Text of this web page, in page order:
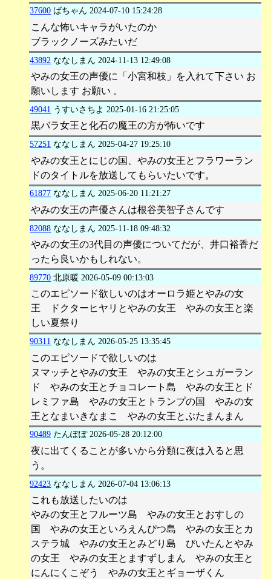
37600 ばちゃん 2024-07-10 15:24:28
こんな怖いキャラがいたのか
ブラックノーズみたいだ
43892 ななしまん 2024-11-13 12:49:08
やみの女王の声優に「小宮和枝」を入れて下さい お
願いします お願い 。
49041 うすいさちよ 2025-01-16 21:25:05
黒バラ女王と化石の魔王の方が怖いです
57251 ななしまん 2025-04-27 19:25:10
やみの女王とにじの国、やみの女王とフラワーラン
ドのタイトルを放送してもらいたいです。
61877 ななしまん 2025-06-20 11:21:27
やみの女王の声優さんは根谷美智子さんです
82088 ななしまん 2025-11-18 09:48:32
やみの女王の3代目の声優についてだが、井口裕香だ
ったら良いかもしれない。
89770 北原暖 2026-05-09 00:13:03
このエピソード欲しいのはオーロラ姫とやみの女
王 ドクターヒヤリとやみの女王 やみの女王と楽
しい夏祭り
90311 ななしまん 2026-05-25 13:35:45
このエピソードで欲しいのは
ヌマッチとやみの女王 やみの女王とシュガーラン
ド やみの女王とチョコレート島 やみの女王とド
レミファ島 やみの女王とトランプの国 やみの女
王となまいきなまこ やみの女王とぶたまんまん
90489 たんぽぽ 2026-05-28 20:12:00
夜に出てくることが多いから分類に夜は入ると思
う。
92423 ななしまん 2026-07-04 13:06:13
これも放送したいのは
やみの女王とフルーツ島 やみの女王とおすしの
国 やみの女王といろえんぴつ島 やみの女王とカ
ステラ城 やみの女王とみどり島 びいたんとやみ
の女王 やみの女王とますずしまん やみの女王と
にんにくこぞう やみの女王とギョーザくん